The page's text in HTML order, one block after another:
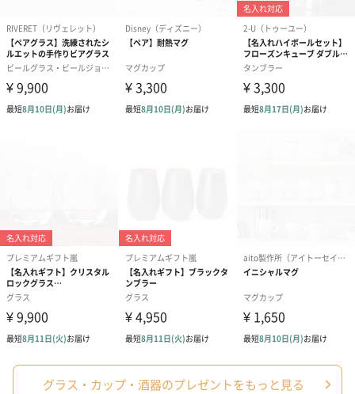
グラス・カップ・酒器のプレゼントをもっと見る